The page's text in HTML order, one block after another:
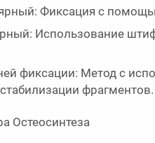
Фиксация с
Использование
фиксации: Метод с
фрагментов.
Остеосинтеза